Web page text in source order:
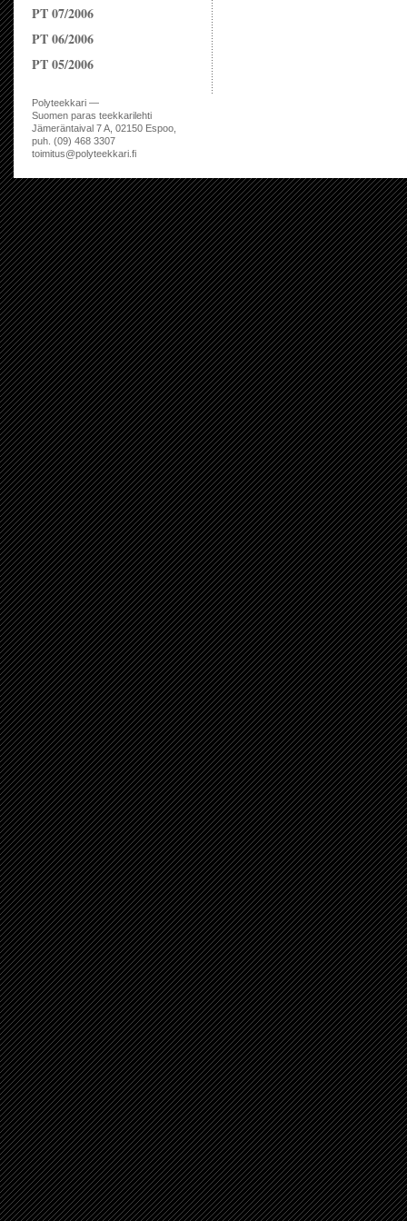
PT 07/2006
PT 06/2006
PT 05/2006
Polyteekkari —
Suomen paras teekkarilehti
Jämeräntaival 7 A, 02150 Espoo,
puh. (09) 468 3307
toimitus@polyteekkari.fi